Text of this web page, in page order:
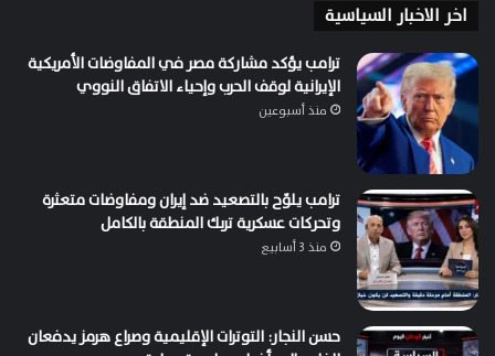
اخر الاخبار السياسية
ترامب يؤكد مشاركة مصر في المفاوضات الأمريكية
الإيرانية لوقف الحرب وإحياء الاتفاق النووي
منذ أسبوعين
ترامب يلوّح بالتصعيد ضد إيران ومفاوضات متعثرة
وتحركات عسكرية تربك المنطقة بالكامل
منذ 3 أسابيع
حسن النجار: التوترات الإقليمية وصراع هرمز يدفعان